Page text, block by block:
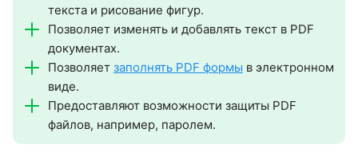
текста и рисование фигур.
Позволяет изменять и добавлять текст в PDF
документах.
Позволяет заполнять PDF формы в электронном
виде.
Предоставляют возможности защиты PDF
файлов, например, паролем.